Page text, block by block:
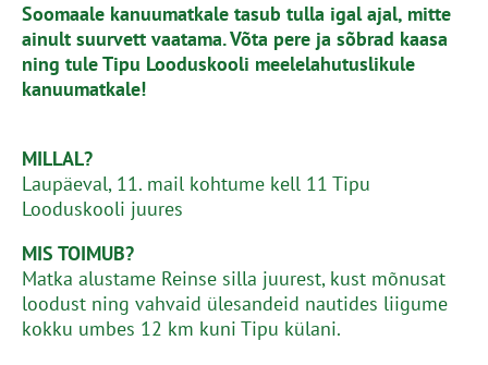
Soomaale kanuumatkale tasub tulla igal ajal, mitte
ainult suurvett vaatama.Võta pere ja sõbrad kaasa
ning tule Tipu Looduskooli meelelahutuslikule
kanuumatkale!
MILLAL?
Laupäeval, 11. mail kohtume kell 11 Tipu
Looduskooli juures
MIS TOIMUB?
Matka alustame Reinse silla juurest, kust mõnusat
loodust ning vahvaid ülesandeid nautides liigume
kokku umbes 12 km kuni Tipu külani.